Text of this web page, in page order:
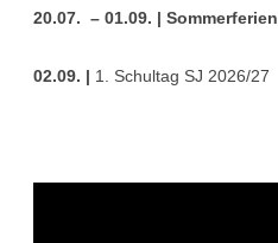
20.07. – 01.09. | Sommerferien
02.09. | 1. Schultag SJ 2026/27